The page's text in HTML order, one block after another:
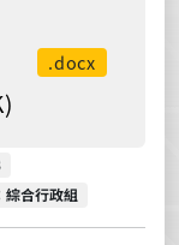
.docx
綜合行政組